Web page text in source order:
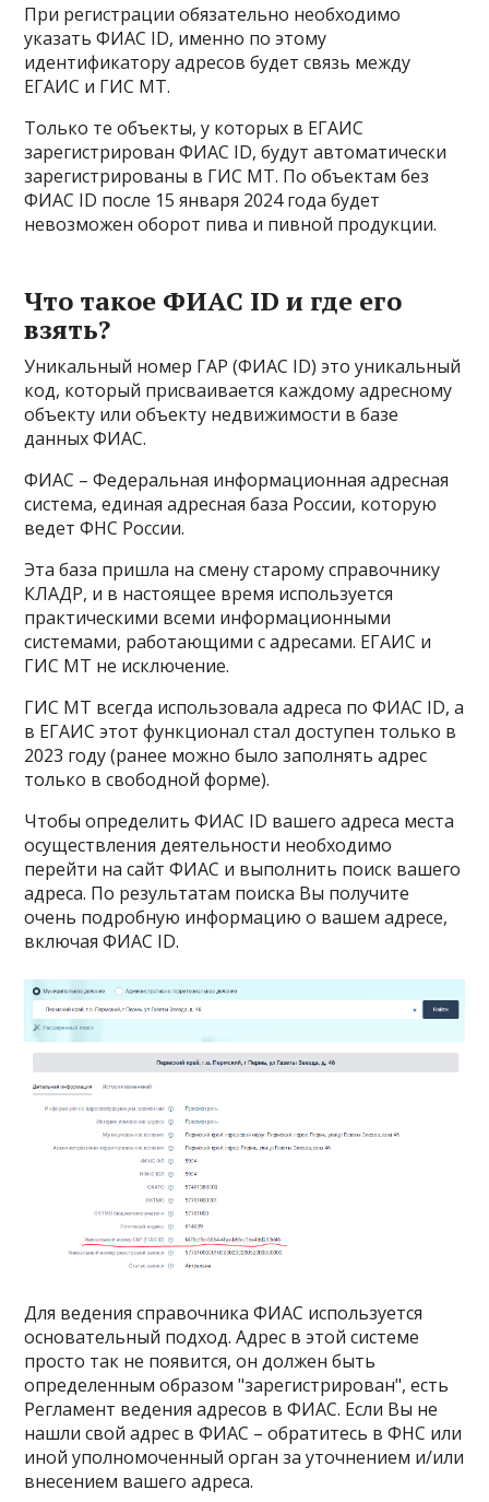
При регистрации обязательно необходимо
указать ФИАС ID, именно по этому
идентификатору адресов будет связь между
ЕГАИС и ГИС МТ.
Только те объекты, у которых в ЕГАИС
зарегистрирован ФИАС ID, будут автоматически
зарегистрированы в ГИС МТ. По объектам без
ФИАС ID после 15 января 2024 года будет
невозможен оборот пива и пивной продукции.
Что такое ФИАС ID и где его
взять?
Уникальный номер ГАР (ФИАС ID) это уникальный
код, который присваивается каждому адресному
объекту или объекту недвижимости в базе
данных ФИАС.
ФИАС – Федеральная информационная адресная
система, единая адресная база России, которую
ведет ФНС России.
Эта база пришла на смену старому справочнику
КЛАДР, и в настоящее время используется
практическими всеми информационными
системами, работающими с адресами. ЕГАИС и
ГИС МТ не исключение.
ГИС МТ всегда использовала адреса по ФИАС ID, а
в ЕГАИС этот функционал стал доступен только в
2023 году (ранее можно было заполнять адрес
только в свободной форме).
Чтобы определить ФИАС ID вашего адреса места
осуществления деятельности необходимо
перейти на сайт ФИАС и выполнить поиск вашего
адреса. По результатам поиска Вы получите
очень подробную информацию о вашем адресе,
включая ФИАС ID.
Для ведения справочника ФИАС используется
основательный подход. Адрес в этой системе
просто так не появится, он должен быть
определенным образом "зарегистрирован", есть
Регламент ведения адресов в ФИАС. Если Вы не
нашли свой адрес в ФИАС – обратитесь в ФНС или
иной уполномоченный орган за уточнением и/или
внесением вашего адреса.